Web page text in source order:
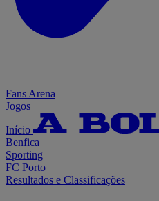
Fans Arena
Jogos
Início
Benfica
Sporting
FC Porto
Resultados e Classificações